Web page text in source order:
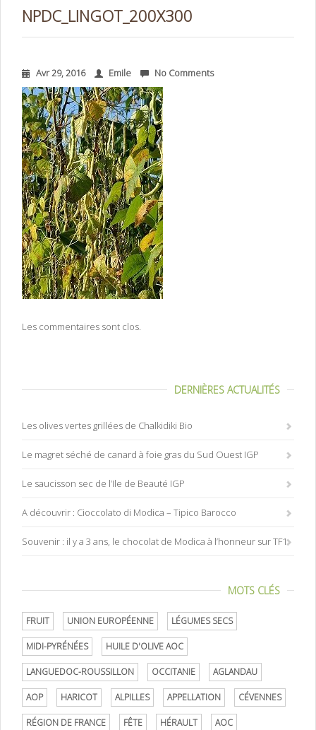
NPDC_LINGOT_200X300
Avr 29, 2016 Emile No Comments
Les commentaires sont clos.
DERNIÈRES ACTUALITÉS
Les olives vertes grillées de Chalkidiki Bio
Le magret séché de canard à foie gras du Sud Ouest IGP
Le saucisson sec de l’Ile de Beauté IGP
A découvrir : Cioccolato di Modica – Tipico Barocco
Souvenir : il y a 3 ans, le chocolat de Modica à l’honneur sur TF1
MOTS CLÉS
FRUIT UNION EUROPÉENNE LÉGUMES SECS
MIDI-PYRÉNÉES HUILE D'OLIVE AOC
LANGUEDOC-ROUSSILLON OCCITANIE AGLANDAU
AOP HARICOT ALPILLES APPELLATION CÉVENNES
RÉGION DE FRANCE FÊTE HÉRAULT AOC